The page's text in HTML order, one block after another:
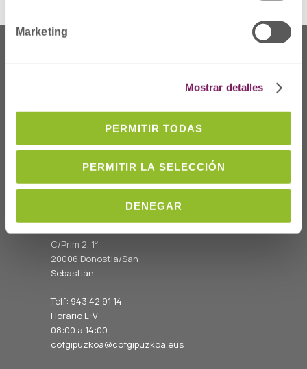
Marketing
Mostrar detalles
PERMITIR TODAS
PERMITIR LA SELECCIÓN
DENEGAR
C/Prim 2, 1º
20006 Donostia/San
Sebastián
Telf: 943 42 91 14
Horario L-V
08:00 a 14:00
cofgipuzkoa@cofgipuzkoa.eus